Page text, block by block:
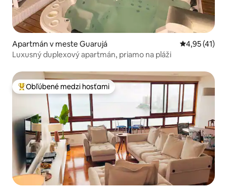
Apartmán v meste Guarujá Priemerné
4,95 (41)
Luxusný duplexový apartmán, priamo na pláži
Najobľúbenejšie medzi hosťami
Obľúbené medzi hosťami